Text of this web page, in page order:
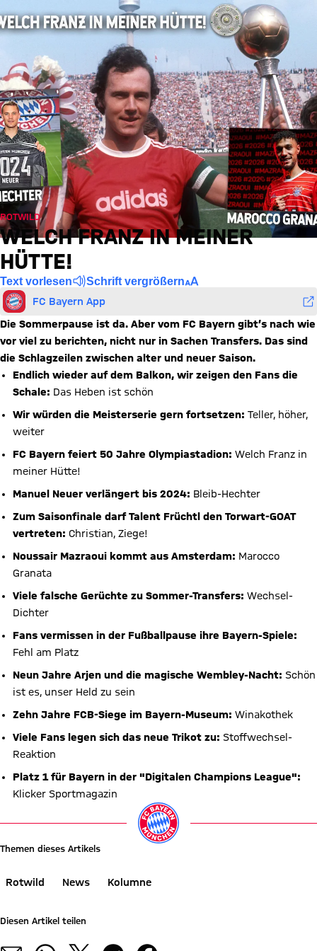
ROTWILD
WELCH FRANZ IN MEINER
HÜTTE!
Text vorlesen Schrift vergrößern
FC Bayern App
Die Sommerpause ist da. Aber vom FC Bayern gibt’s nach wie
vor viel zu berichten, nicht nur in Sachen Transfers. Das sind
die Schlagzeilen zwischen alter und neuer Saison.
Endlich wieder auf dem Balkon, wir zeigen den Fans die
Schale: Das Heben ist schön
Wir würden die Meisterserie gern fortsetzen: Teller, höher,
weiter
FC Bayern feiert 50 Jahre Olympiastadion: Welch Franz in
meiner Hütte!
Manuel Neuer verlängert bis 2024: Bleib-Hechter
Zum Saisonfinale darf Talent Früchtl den Torwart-GOAT
vertreten: Christian, Ziege!
Noussair Mazraoui kommt aus Amsterdam: Marocco
Granata
Viele falsche Gerüchte zu Sommer-Transfers: Wechsel-
Dichter
Fans vermissen in der Fußballpause ihre Bayern-Spiele:
Fehl am Platz
Neun Jahre Arjen und die magische Wembley-Nacht: Schön
ist es, unser Held zu sein
Zehn Jahre FCB-Siege im Bayern-Museum: Winakothek
Viele Fans legen sich das neue Trikot zu: Stoffwechsel-
Reaktion
Platz 1 für Bayern in der "Digitalen Champions League":
Klicker Sportmagazin
Themen dieses Artikels
Rotwild News Kolumne
Diesen Artikel teilen